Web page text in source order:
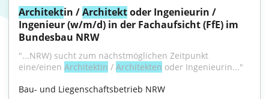
Architektin / Architekt oder Ingenieurin /
Ingenieur (w/m/d) in der Fachaufsicht (FfE) im
Bundesbau NRW
"...NRW) sucht zum nächst­möglichen Zeitpunkt
eine/einen Architektin / Architekten oder Ingenieurin..."
Bau- und Liegenschaftsbetrieb NRW